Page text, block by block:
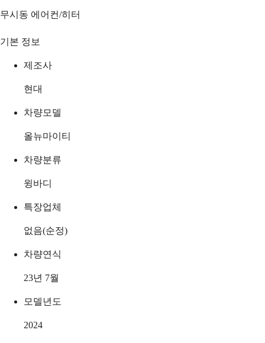
무시동 에어컨/히터
기본 정보
제조사
현대
차량모델
올뉴마이티
차량분류
윙바디
특장업체
없음(순정)
차량연식
23년 7월
모델년도
2024